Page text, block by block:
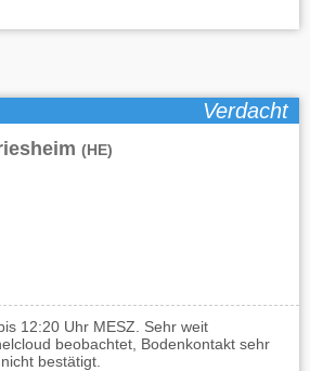
Verdacht
(HE)
12:20 Uhr MESZ. Sehr weit
beobachtet, Bodenkontakt sehr
bestätigt.